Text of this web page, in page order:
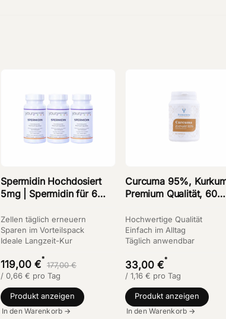
Spermidin Hochdosiert
5mg | Spermidin für 6
Weizenkeimextrakt
Kapseln Kaufen | 3-er
Vorteilsset
Zellen täglich erneuern
Sparen im Vorteilspack
Ideale Langzeit-Kur
119,00 €*
177,00 €
/ 0,66 € pro Tag
Produkt anzeigen
In den Warenkorb →
Curcuma 95%,
Premium Qualität, 60
Hochwertige Qualität
Einfach im Alltag
Täglich anwendbar
33,00 €*
/ 1,16 € pro Tag
Produkt anzeigen
In den Warenkorb →